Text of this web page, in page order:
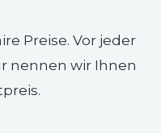
Preise. Vor jeder
nennen wir Ihnen